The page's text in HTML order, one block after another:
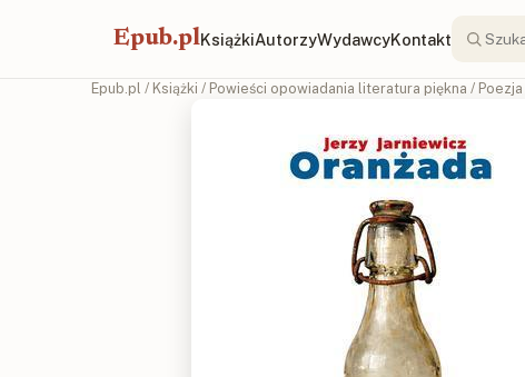
Epub.plKsiążkiAutorzyWydawcyKontakt
Epub.pl / Książki / Powieści opowiadania literatura piękna / Poezja